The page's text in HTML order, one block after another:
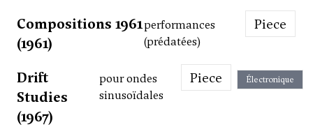
Compositions 1961
(1961)
performances
(prédatées)
Piece
Drift
Studies
(1967)
pour ondes
sinusoïdales
Piece Électronique